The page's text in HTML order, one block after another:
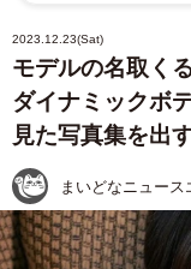
2023.12.23(Sat)
モデルの名取く
ダイナミックボ
見た写真集を出
まいどなニュース